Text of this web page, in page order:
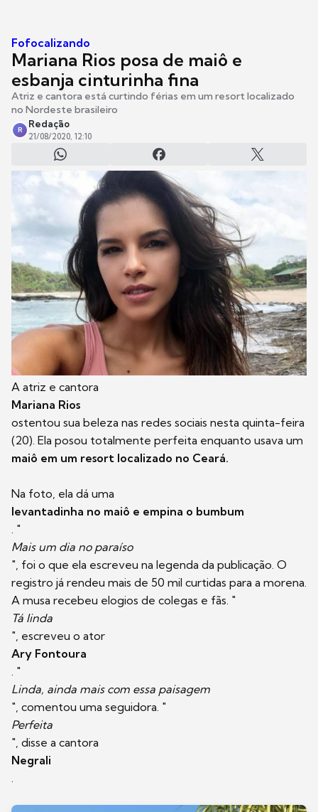
Fofocalizando
Mariana Rios posa de maiô e
esbanja cinturinha fina
Atriz e cantora está curtindo férias em um resort localizado
no Nordeste brasileiro
R
Redação
21/08/2020, 12:10
A atriz e cantora
Mariana Rios
ostentou sua beleza nas redes sociais nesta quinta-feira
(20). Ela posou totalmente perfeita enquanto usava um
maiô em um resort localizado no Ceará.
Na foto, ela dá uma
levantadinha no maiô e empina o bumbum
. "
Mais um dia no paraíso
", foi o que ela escreveu na legenda da publicação. O
registro já rendeu mais de 50 mil curtidas para a morena.
A musa recebeu elogios de colegas e fãs. "
Tá linda
", escreveu o ator
Ary Fontoura
. "
Linda, ainda mais com essa paisagem
", comentou uma seguidora. "
Perfeita
", disse a cantora
Negrali